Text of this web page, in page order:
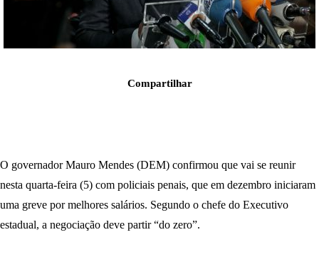
Compartilhar
O governador Mauro Mendes (DEM) confirmou que vai se reunir
nesta quarta-feira (5) com policiais penais, que em dezembro iniciaram
uma greve por melhores salários. Segundo o chefe do Executivo
estadual, a negociação deve partir “do zero”.